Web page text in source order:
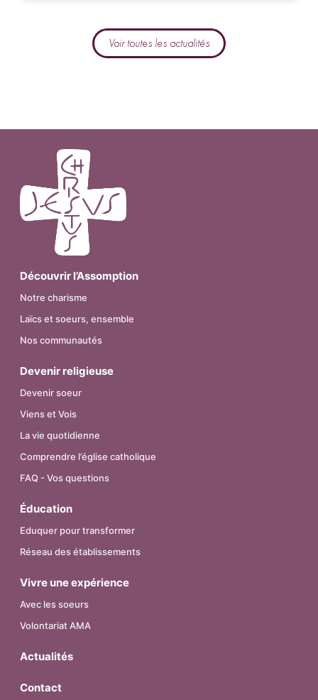
Voir toutes les actualités
Découvrir l’Assomption
Notre charisme
Laïcs et soeurs, ensemble
Nos communautés
Devenir religieuse
Devenir soeur
Viens et Vois
La vie quotidienne
Comprendre l’église catholique
FAQ - Vos questions
Éducation
Eduquer pour transformer
Réseau des établissements
Vivre une expérience
Avec les soeurs
Volontariat AMA
Actualités
Contact